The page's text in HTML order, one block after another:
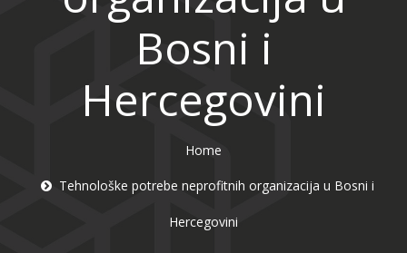
Bosni i
Hercegovini
Home
Tehnološke potrebe neprofitnih organizacija u Bosni i
Hercegovini